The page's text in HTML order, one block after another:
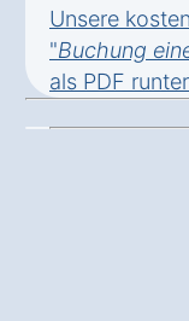
Unsere
"Buchung
als PDF